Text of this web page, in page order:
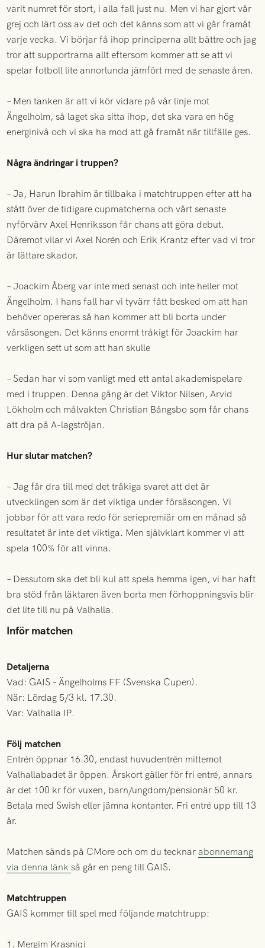
varit numret för stort, i alla fall just nu. Men vi har gjort vår
grej och lärt oss av det och det känns som att vi går framåt
varje vecka. Vi börjar få ihop principerna allt bättre och jag
tror att supportrarna allt eftersom kommer att se att vi
spelar fotboll lite annorlunda jämfört med de senaste åren.
– Men tanken är att vi kör vidare på vår linje mot
Ängelholm, så laget ska sitta ihop, det ska vara en hög
energinivå och vi ska ha mod att gå framåt när tillfälle ges.
Några ändringar i truppen?
– Ja, Harun Ibrahim är tillbaka i matchtruppen efter att ha
stått över de tidigare cupmatcherna och vårt senaste
nyförvärv Axel Henriksson får chans att göra debut.
Däremot vilar vi Axel Norén och Erik Krantz efter vad vi tror
är lättare skador.
– Joackim Åberg var inte med senast och inte heller mot
Ängelholm. I hans fall har vi tyvärr fått besked om att han
behöver opereras så han kommer att bli borta under
vårsäsongen. Det känns enormt tråkigt för Joackim har
verkligen sett ut som att han skulle
– Sedan har vi som vanligt med ett antal akademispelare
med i truppen. Denna gång är det Viktor Nilsen, Arvid
Lökholm och målvakten Christian Bångsbo som får chans
att dra på A-lagströjan.
Hur slutar matchen?
– Jag får dra till med det tråkiga svaret att det är
utvecklingen som är det viktiga under försäsongen. Vi
jobbar för att vara redo för seriepremiär om en månad så
resultatet är inte det viktiga. Men självklart kommer vi att
spela 100% för att vinna.
– Dessutom ska det bli kul att spela hemma igen, vi har haft
bra stöd från läktaren även borta men förhoppningsvis blir
det lite till nu på Valhalla.
Inför matchen
Detaljerna
Vad: GAIS – Ängelholms FF (Svenska Cupen).
När: Lördag 5/3 kl. 17.30.
Var: Valhalla IP.
Följ matchen
Entrén öppnar 16.30, endast huvudentrén mittemot
Valhallabadet är öppen. Årskort gäller för fri entré, annars
är det 100 kr för vuxen, barn/ungdom/pensionär 50 kr.
Betala med Swish eller jämna kontanter. Fri entré upp till 13
år.
Matchen sänds på CMore och om du tecknarabonnemang
via denna länk så går en peng till GAIS.
Matchtruppen
GAIS kommer till spel med följande matchtrupp:
1. Mergim Krasniqi